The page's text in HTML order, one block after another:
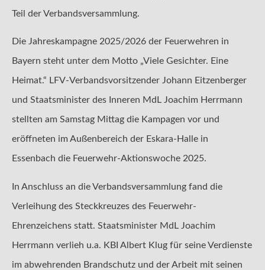
Teil der Verbandsversammlung.
Die Jahreskampagne 2025/2026 der Feuerwehren in
Bayern steht unter dem Motto „Viele Gesichter. Eine
Heimat.“ LFV-Verbandsvorsitzender Johann Eitzenberger
und Staatsminister des Inneren MdL Joachim Herrmann
stellten am Samstag Mittag die Kampagen vor und
eröffneten im Außenbereich der Eskara-Halle in
Essenbach die Feuerwehr-Aktionswoche 2025.
In Anschluss an die Verbandsversammlung fand die
Verleihung des Steckkreuzes des Feuerwehr-
Ehrenzeichens statt. Staatsminister MdL Joachim
Herrmann verlieh u.a. KBI Albert Klug für seine Verdienste
im abwehrenden Brandschutz und der Arbeit mit seinen